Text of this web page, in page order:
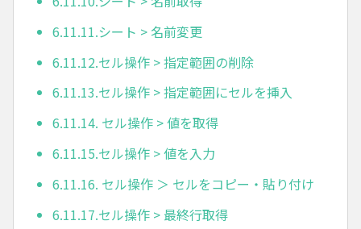
6.11.11.シート > 名前変更
6.11.12.セル操作 > 指定範囲の削除
6.11.13.セル操作 > 指定範囲にセルを挿入
6.11.14. セル操作 > 値を取得
6.11.15.セル操作 > 値を入力
6.11.16. セル操作 ＞ セルをコピー・貼り付け
6.11.17.セル操作 > 最終行取得